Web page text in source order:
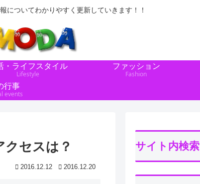
についてわかりやすく更新していきます！！
・ライフスタイル
Lifestyle
ファッション
Fashion
行事
events
クセスは？
2016.12.12 2016.12.20
サイト内検索